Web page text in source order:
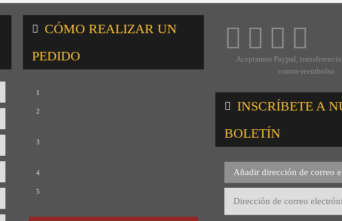
CÓMO REALIZAR UN
PEDIDO
1
2
3
4
5
Aceptamos Paypal,
contra-reembolso
INSCRÍBETE A
BOLETÍN
Añadir dirección de correo